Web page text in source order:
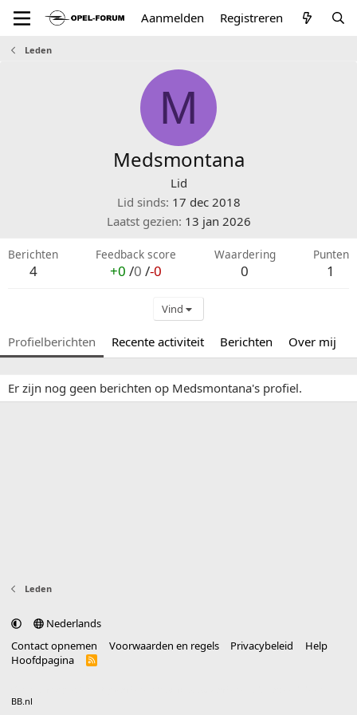
Aanmelden Registreren
Leden
M
Medsmontana
Lid
Lid sinds 17 dec 2018
Laatst gezien 13 jan 2026
Berichten
4
Feedback score
+0 /0 /-0
Waardering
0
Punten
1
Vind
Profielberichten Recente activiteit Berichten Over mij
Er zijn nog geen berichten op Medsmontana's profiel.
Leden
Nederlands
Contact opnemen
Voorwaarden en regels Privacybeleid
Help
Hoofdpagina
R
BB.nl